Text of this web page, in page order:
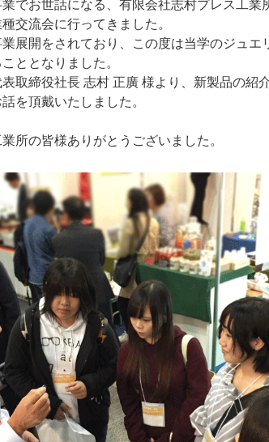
でお世話になる、有限会社志村プレス工業
交流会に行ってきました。
展開をされており、この度は当学のジュエ
ととなりました。
取締役社長 志村 正廣 様より、新製品の紹
を頂戴いたしました。
所の皆様ありがとうございました。